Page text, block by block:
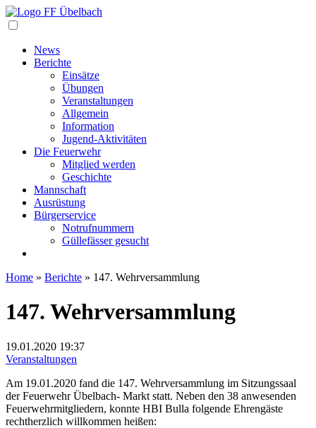
News
Berichte
Einsätze
Übungen
Veranstaltungen
Allgemein
Information
Jugend-Aktivitäten
Die Feuerwehr
Mitglied werden
Geschichte
Mannschaft
Ausrüstung
Bürgerservice
Notrufnummern
Güllefässer gesucht
Home » Berichte » 147. Wehrversammlung
147. Wehrversammlung
19.01.2020 19:37
Veranstaltungen
Am 19.01.2020 fand die 147. Wehrversammlung im Sitzungssaal
der Feuerwehr Übelbach- Markt statt. Neben den 38 anwesenden
Feuerwehrmitgliedern, konnte HBI Bulla folgende Ehrengäste
rechtherzlich willkommen heißen: